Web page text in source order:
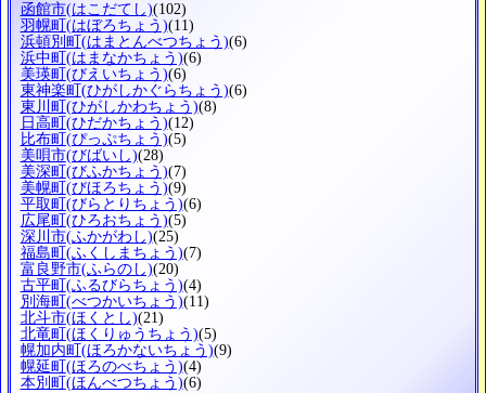
函館市(はこだてし)(102)
羽幌町 (はぼろちょう)(11)
浜頓別町 (はまとんべつちょう)(6)
浜中町 (はまなかちょう)(6)
美瑛町 (びえいちょう)(6)
東神楽町 (ひがしかぐらちょう)(6)
東川町 (ひがしかわちょう)(8)
日高町 (ひだかちょう)(12)
比布町 (ぴっぷちょう)(5)
美唄市(びばいし)(28)
美深町 (びふかちょう)(7)
美幌町 (びほろちょう)(9)
平取町 (びらとりちょう)(6)
広尾町 (ひろおちょう)(5)
深川市(ふかがわし)(25)
福島町 (ふくしまちょう)(7)
富良野市(ふらのし)(20)
古平町 (ふるびらちょう)(4)
別海町 (べつかいちょう)(11)
北斗市(ほくとし)(21)
北竜町 (ほくりゅうちょう)(5)
幌加内町 (ほろかないちょう)(9)
幌延町 (ほろのべちょう)(4)
本別町 (ほんべつちょう)(6)